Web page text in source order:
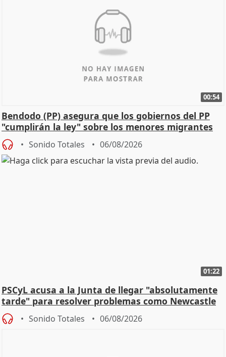
00:54
Bendodo (PP) asegura que los gobiernos del PP
"cumplirán la ley" sobre los menores migrantes
Sonido Totales 06/08/2026
01:22
PSCyL acusa a la Junta de llegar "absolutamente
tarde" para resolver problemas como Newcastle
Sonido Totales 06/08/2026